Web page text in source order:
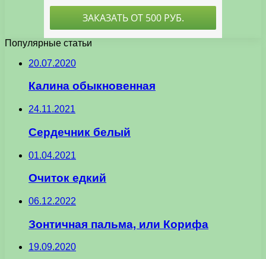
Популярные статьи
20.07.2020
Калина обыкновенная
24.11.2021
Сердечник белый
01.04.2021
Очиток едкий
06.12.2022
Зонтичная пальма, или Корифа
19.09.2020